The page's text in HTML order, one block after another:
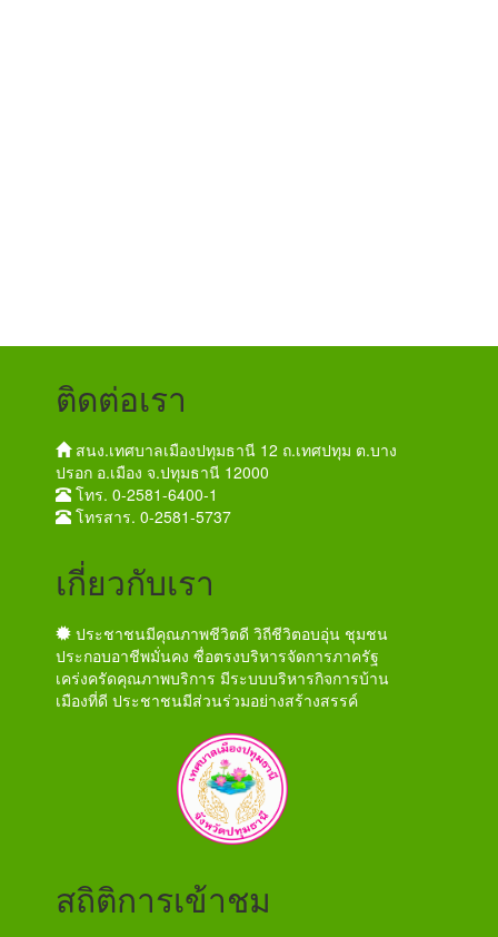
ติดต่อเรา
สนง.เทศบาลเมืองปทุมธานี 12 ถ.เทศปทุม ต.บาง
ปรอก อ.เมือง จ.ปทุมธานี 12000
โทร. 0-2581-6400-1
โทรสาร. 0-2581-5737
เกี่ยวกับเรา
ประชาชนมีคุณภาพชีวิตดี วิถีชีวิตอบอุ่น ชุมชน
ประกอบอาชีพมั่นคง ซื่อตรงบริหารจัดการภาครัฐ
เคร่งครัดคุณภาพบริการ มีระบบบริหารกิจการบ้าน
เมืองที่ดี ประชาชนมีส่วนร่วมอย่างสร้างสรรค์
สถิติการเข้าชม